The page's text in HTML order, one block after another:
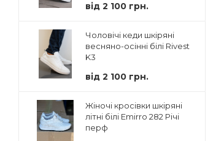
від 2 100 грн.
Чоловічі кеди шкіряні
весняно-осінні білі Rivest
K3
від 2 100 грн.
Жіночі кросівки шкіряні
літні білі Emirro 282 Річі
перф